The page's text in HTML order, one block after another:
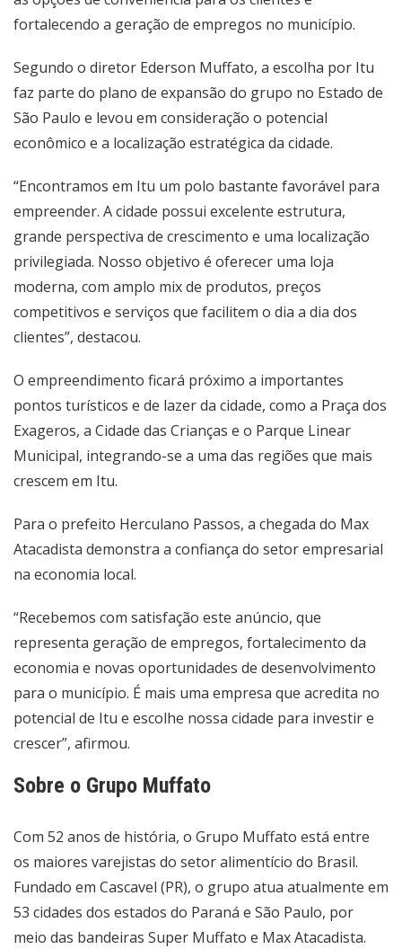
fortalecendo a geração de empregos no município.
Segundo o diretor Ederson Muffato, a escolha por Itu
faz parte do plano de expansão do grupo no Estado de
São Paulo e levou em consideração o potencial
econômico e a localização estratégica da cidade.
“Encontramos em Itu um polo bastante favorável para
empreender. A cidade possui excelente estrutura,
grande perspectiva de crescimento e uma localização
privilegiada. Nosso objetivo é oferecer uma loja
moderna, com amplo mix de produtos, preços
competitivos e serviços que facilitem o dia a dia dos
clientes”, destacou.
O empreendimento ficará próximo a importantes
pontos turísticos e de lazer da cidade, como a Praça dos
Exageros, a Cidade das Crianças e o Parque Linear
Municipal, integrando-se a uma das regiões que mais
crescem em Itu.
Para o prefeito Herculano Passos, a chegada do Max
Atacadista demonstra a confiança do setor empresarial
na economia local.
“Recebemos com satisfação este anúncio, que
representa geração de empregos, fortalecimento da
economia e novas oportunidades de desenvolvimento
para o município. É mais uma empresa que acredita no
potencial de Itu e escolhe nossa cidade para investir e
crescer”, afirmou.
Sobre o Grupo Muffato
Com 52 anos de história, o Grupo Muffato está entre
os maiores varejistas do setor alimentício do Brasil.
Fundado em Cascavel (PR), o grupo atua atualmente em
53 cidades dos estados do Paraná e São Paulo, por
meio das bandeiras Super Muffato e Max Atacadista.